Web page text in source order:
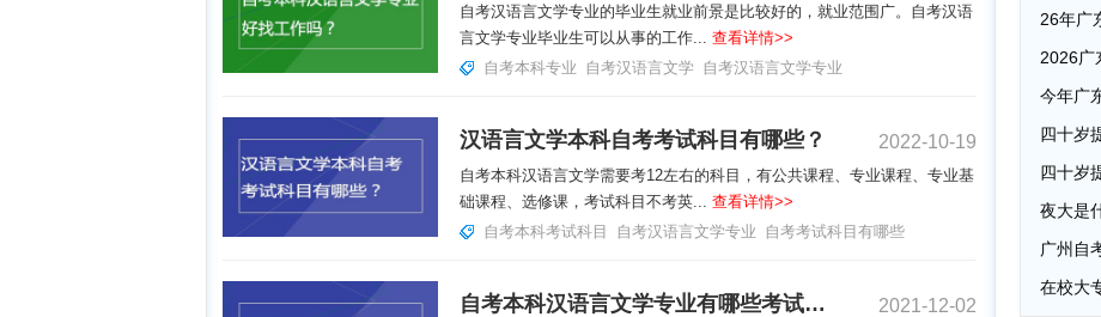
夜大是
广州自
自考汉语言文学专业的毕业生就业前景是比较好的，就业范围广。自考汉语
言文学专业毕业生可以从事的工作... 查看详情>>
自考本科专业
自考汉语言文学 自考汉语言文学专业
汉语言文学本科自考考试科目有哪些？ 2022-10-19
自考本科汉语言文学需要考12左右的科目，有公共课程、专业课程、专业基
础课程、选修课，考试科目不考英... 查看详情>>
自考本科考试科目
自考汉语言文学专业 自考考试科目有哪些
自考本科汉语言文学专业有哪些考试科目？ 2021-12-02